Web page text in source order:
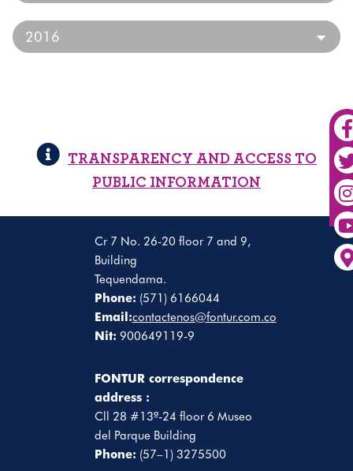
2016
TRANSPARENCY AND ACCESS TO
PUBLIC INFORMATION
Cr 7 No. 26-20 floor 7 and 9,
Building
Tequendama.
Phone: (571) 6166044
Email:contactenos@fontur.com.co
Nit: 900649119-9
FONTUR correspondence
address :
Cll 28 #13ª-24 floor 6 Museo
del Parque Building
Phone: (57–1) 3275500